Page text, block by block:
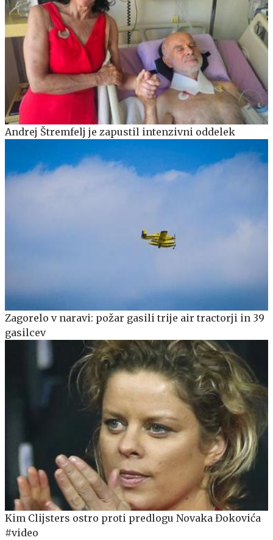
Andrej Štremfelj je zapustil intenzivni oddelek
Zagorelo v naravi: požar gasili trije air tractorji in 39
gasilcev
Kim Clijsters ostro proti predlogu Novaka Đokovića
#video